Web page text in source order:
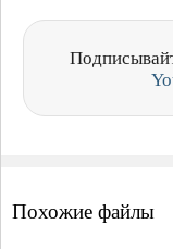
Похожие файлы